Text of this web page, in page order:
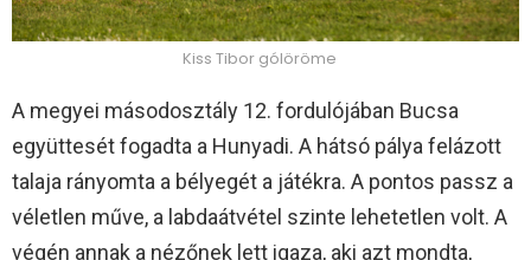
Kiss Tibor gólöröme
A megyei másodosztály 12. fordulójában Bucsa
együttesét fogadta a Hunyadi. A hátsó pálya felázott
talaja rányomta a bélyegét a játékra. A pontos passz a
véletlen műve, a labdaátvétel szinte lehetetlen volt. A
végén annak a nézőnek lett igaza, aki azt mondta,